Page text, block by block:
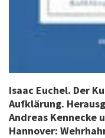
Isaac Euchel. Der
Aufklärung.
Andreas Kennecke
Hannover: